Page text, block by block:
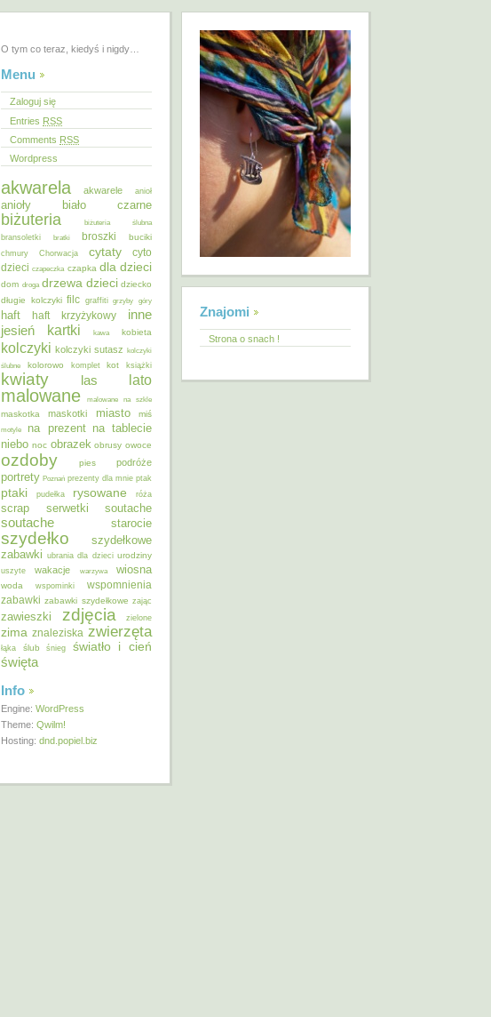
O tym co teraz, kiedyś i nigdy…
Menu
Zaloguj się
Entries RSS
Comments RSS
Wordpress
akwarela akwarele anioł
anioły biało czarne
biżuteria
biżuteria ślubna
bransoletki
bratki broszki buciki
chmury Chorwacja cytaty
cyto
dzieci czapeczka czapka dla dzieci
dom droga drzewa dzieci dziecko
długie kolczyki filc graffiti grzyby góry
haft haft krzyżykowy inne
jesień kartki kawa kobieta
kolczyki kolczyki sutasz kolczyki
ślubne
kolorowo komplet kot książki
kwiaty las lato
malowane malowane na szkle
maskotka maskotki miasto miś
motyle na prezent na tablecie
niebo noc obrazek obrusy owoce
ozdoby pies podróże
portrety Poznań prezenty dla mnie ptak
ptaki pudełka rysowane róża
scrap serwetki soutache
soutache starocie
szydełko
szydełkowe
zabawki ubrania dla dzieci urodziny
uszyte wakacje warzywa wiosna
woda wspominki
wspomnienia
zabawki zabawki szydełkowe zając
zawieszki zdjęcia zielone
zima znaleziska zwierzęta
łąka ślub śnieg światło i cień
święta
Info
Engine: WordPress
Theme: Qwilm!
Hosting: dnd.popiel.biz
Znajomi
Strona o snach !